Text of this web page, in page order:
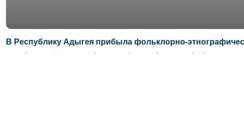
В Республику Адыгея прибыла фольклорно-